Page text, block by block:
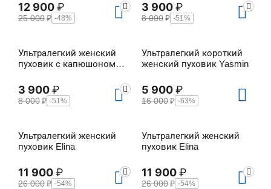
12 900₽
25 000₽ -48%
3 900₽
8 000₽ -51%
Ультралегкий женский
пуховик с капюшоном
3 900₽
8 000₽ -51%
Ультралегкий короткий
женский пуховик Yasmin
5 900₽
16 000₽ -63%
Ультралегкий женский
пуховик Elina
11 900₽
26 000₽ -54%
Ультралегкий женский
пуховик Elina
11 900₽
26 000₽ -54%